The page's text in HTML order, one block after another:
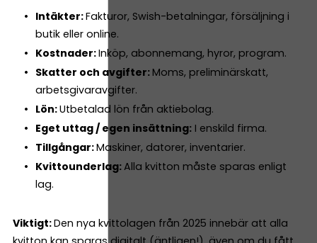
Intäkter:Fakturor, Swish-betalningar, försäljning i
butik eller online.
Kostnader:Inköp, abonnemang, hyror, program.
Skatter och avgifter: Moms, preliminärskatt,
arbetsgivaravgifter.
Lön:Utbetalad lön från aktiebolag.
Eget uttag / egen insättning:I enskild firma.
Tillgångar:Maskiner, datorer, inventarier.
Kvittounderlag:Alla kvitton måste sparas enligt
lag.
Viktigt:Den nya kvittolagen från 2025 innebär att alla